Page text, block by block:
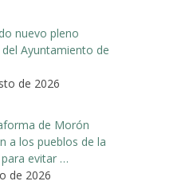
nuevo pleno
Ayuntamiento de
de 2026
de Morón
a los pueblos de la
evitar …
de 2026